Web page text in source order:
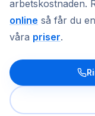
arbetskostnaden.
online så får du
våra priser.